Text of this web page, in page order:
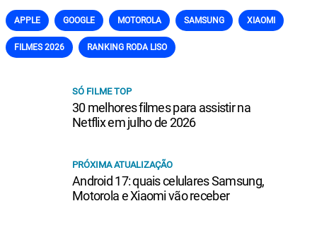
APPLE GOOGLE MOTOROLA SAMSUNG XIAOMI
FILMES 2026 RANKING RODA LISO
SÓ FILME TOP
30 melhores filmes para assistir na
Netflix em julho de 2026
PRÓXIMA ATUALIZAÇÃO
Android 17: quais celulares Samsung,
Motorola e Xiaomi vão receber